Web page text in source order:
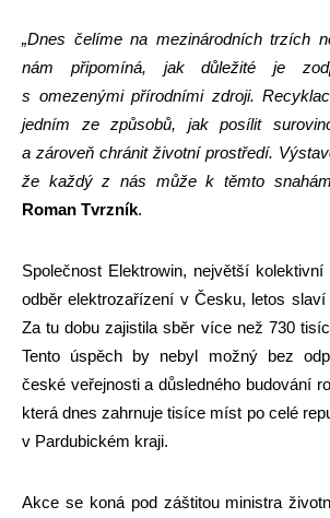
„Dnes čelíme na mezinárodních trzích
nám připomíná, jak důležité je
s omezenými přírodními zdroji.
jedním ze způsobů, jak posílit
a zároveň chránit životní prostředí.
že každý z nás může k těmto
Roman Tvrzník.
Společnost Elektrowin, největší
odběr elektrozařízení v Česku, letos
Za tu dobu zajistila sběr více než 730
Tento úspěch by nebyl možný bez
české veřejnosti a důsledného budování
která dnes zahrnuje tisíce míst po celé
v Pardubickém kraji.
Akce se koná pod záštitou ministra